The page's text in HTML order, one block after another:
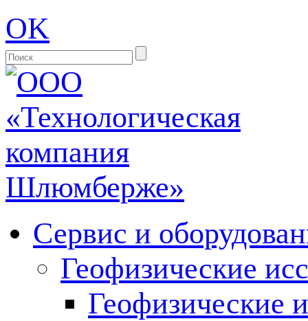
OK
Сервис и
Геофизические
Геофизические